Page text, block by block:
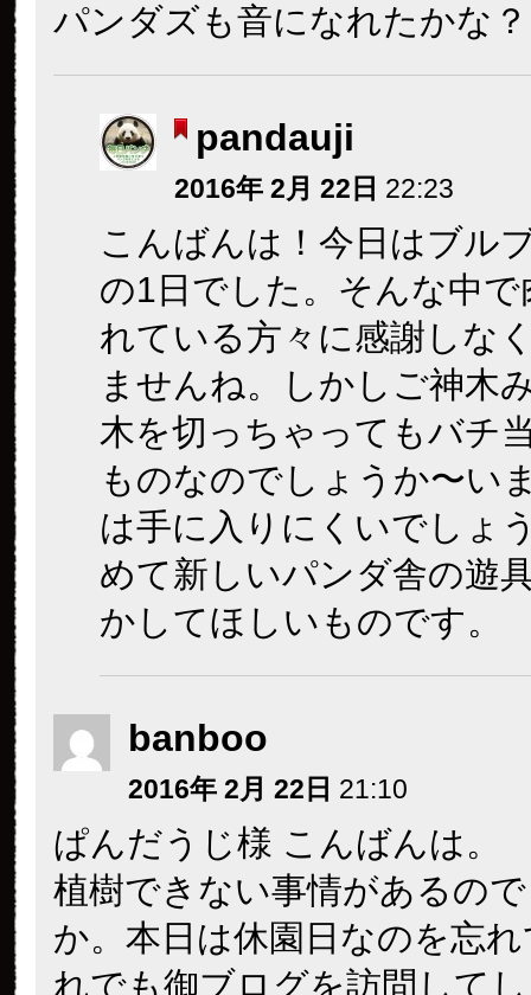
パンダズも音になれたかな
pandauji
2016年 2月 22日 22:23
こんばんは！今日はブル
の1日でした。そんな中で
れている方々に感謝しな
ませんね。しかしご神木
木を切っちゃってもバチ
ものなのでしょうか〜い
は手に入りにくいでしょ
めて新しいパンダ舎の遊
かしてほしいものです。
banboo
2016年 2月 22日 21:10
ぱんだうじ様 こんばんは。
植樹できない事情があるの
か。本日は休園日なのを忘
れでも御ブログを訪問して